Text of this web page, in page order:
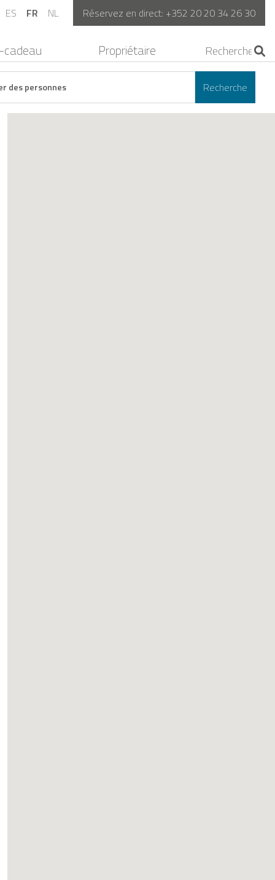
ES FR NL Réservez en direct: +352 20 20 34 26 30
cadeau Propriétaire
des personnes Recherche
7
sur demande
1